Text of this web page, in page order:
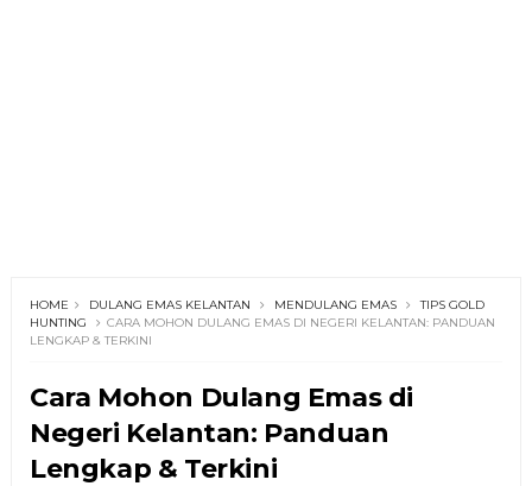
HOME DULANG EMAS KELANTAN MENDULANG EMAS
TIPS GOLD
HUNTING
CARA MOHON DULANG EMAS DI NEGERI KELANTAN: PANDUAN
LENGKAP & TERKINI
Cara Mohon Dulang Emas di
Negeri Kelantan: Panduan
Lengkap & Terkini